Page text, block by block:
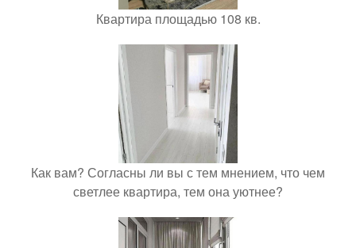
Квартира площадью 108 кв.
Как вам? Согласны ли вы с тем мнением, что чем
светлее квартира, тем она уютнее?